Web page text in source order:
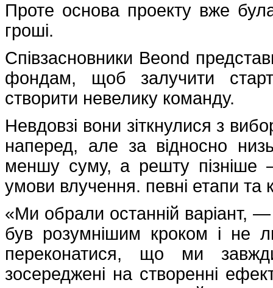
Проте основа проекту вже
гроші.
Співзасновники Beond
фондам, щоб залучити
створити невелику команду.
Невдовзі вони зіткнулися з
наперед, але за відносно
меншу суму, а решту пізніше
умови влучення. певні етапи та
«Ми обрали останній варіант,
був розумнішим кроком і не
переконатися, що ми
зосереджені на створенні